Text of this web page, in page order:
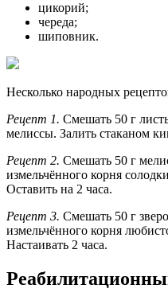
цикорий;
череда;
шиповник.
Несколько народных
Рецепт 1. Смешать 50 г
мелиссы. Залить стаканом
Рецепт 2. Смешать 50 г
измельчённого корня
Оставить на 2 часа.
Рецепт 3. Смешать 50 г
измельчённого корня
Настаивать 2 часа.